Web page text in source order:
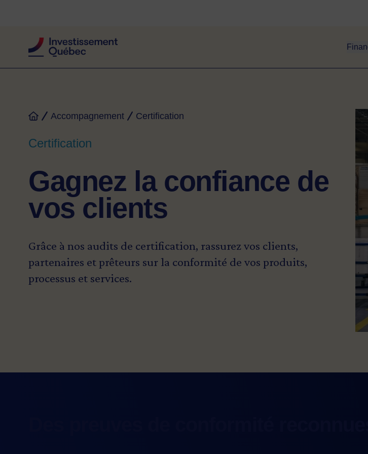
Fil d'Ariane
Accueil
Accompagnement Certification
Certification
Gagnez la confiance de
vos clients
Grâce à nos audits de certification, rassurez vos clients,
partenaires et prêteurs sur la conformité de vos produits,
processus et services.